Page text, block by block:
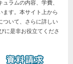
ラムの内容、学費、
ます。本サイト上から
ついて、さらに詳しい
に是非お役立てくださ